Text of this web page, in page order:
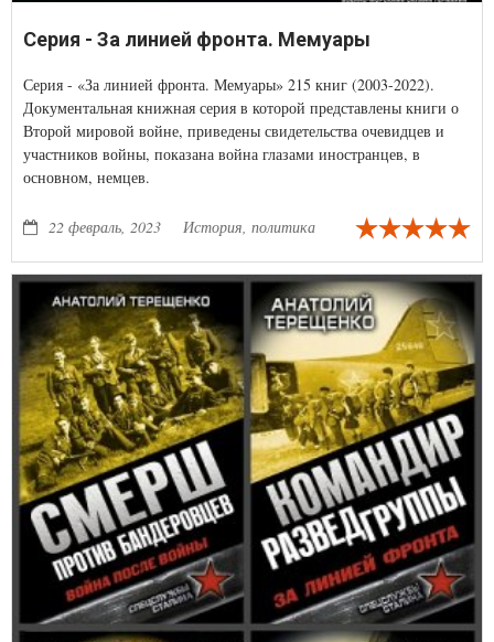
Серия - За линией фронта. Мемуары
Серия - «За линией фронта. Мемуары» 215 книг (2003-2022).
Документальная книжная серия в которой представлены книги о
Второй мировой войне, приведены свидетельства очевидцев и
участников войны, показана война глазами иностранцев, в
основном, немцев.
22 февраль, 2023 История, политика